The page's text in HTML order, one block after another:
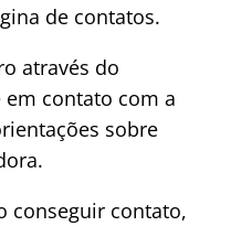
de contatos.
através do
contato com a
sobre
conseguir contato,